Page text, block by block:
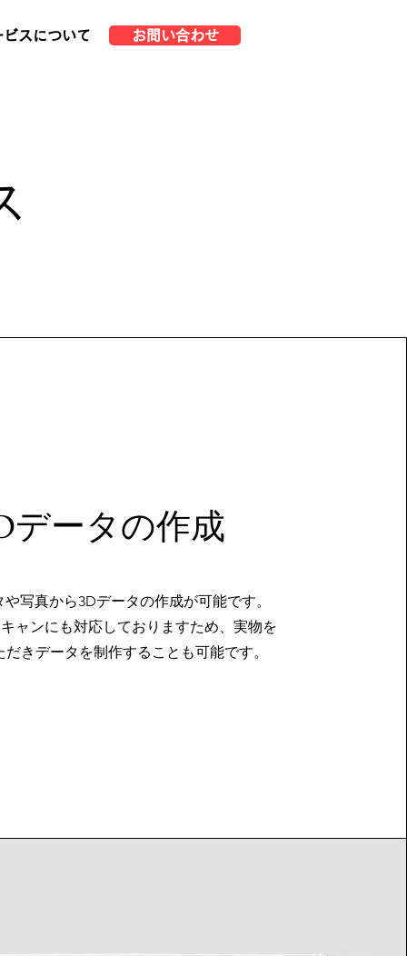
ビスについて お問い合わせ
データの作成
写真から3Dデータの作成が可能です。
ャンにも対応しておりますため、実物を
だきデータを制作することも可能です。